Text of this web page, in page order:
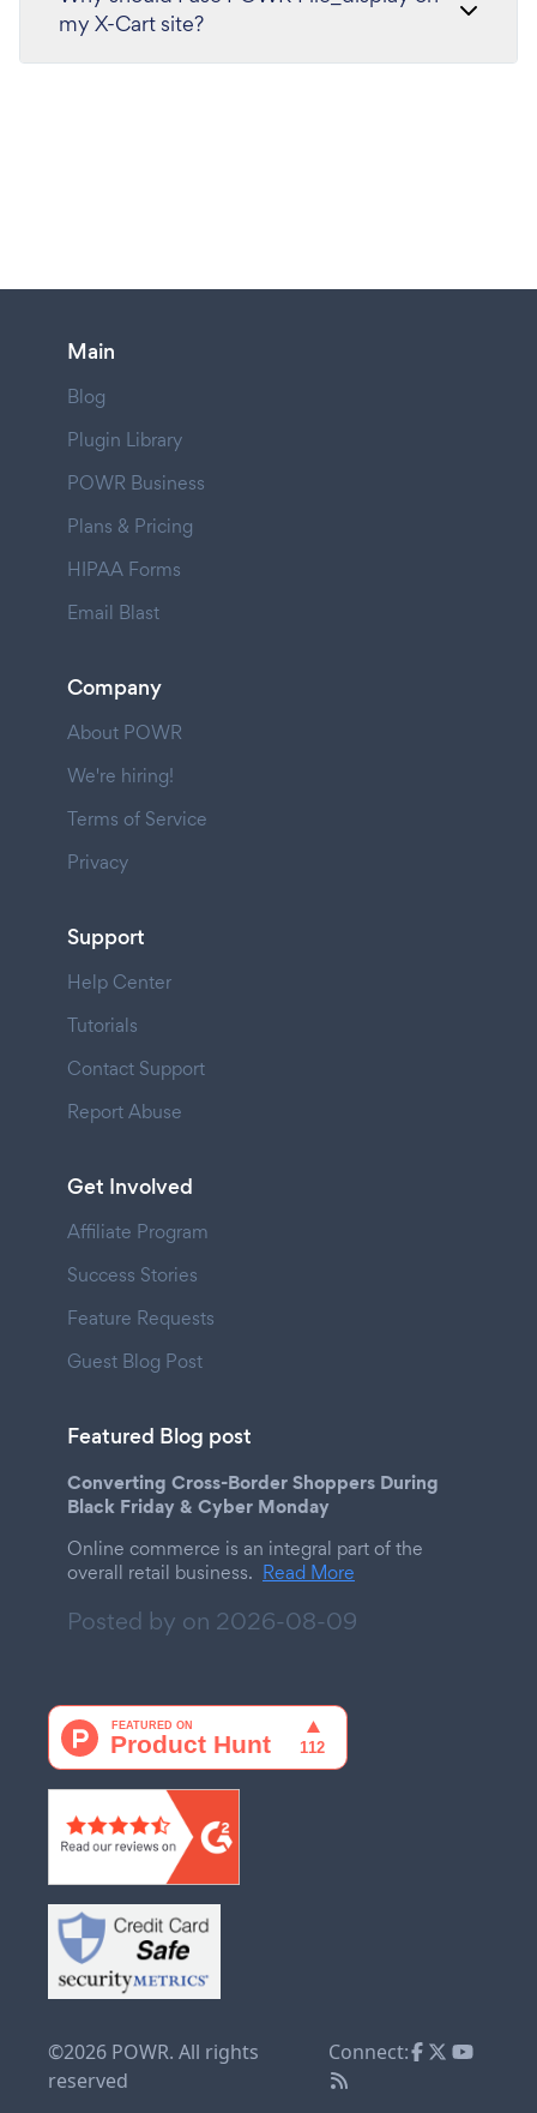
my X-Cart site?
Main
Blog
Plugin Library
POWR Business
Plans & Pricing
HIPAA Forms
Email Blast
Company
About POWR
We're hiring!
Terms of Service
Privacy
Support
Help Center
Tutorials
Contact Support
Report Abuse
Get Involved
Affiliate Program
Success Stories
Feature Requests
Guest Blog Post
Featured Blog post
Converting Cross-Border Shoppers During
Black Friday & Cyber Monday
Online commerce is an integral part of the
overall retail business. Read More
Posted by on 2026-08-09
©2026 POWR. All rights
reserved
Connect: